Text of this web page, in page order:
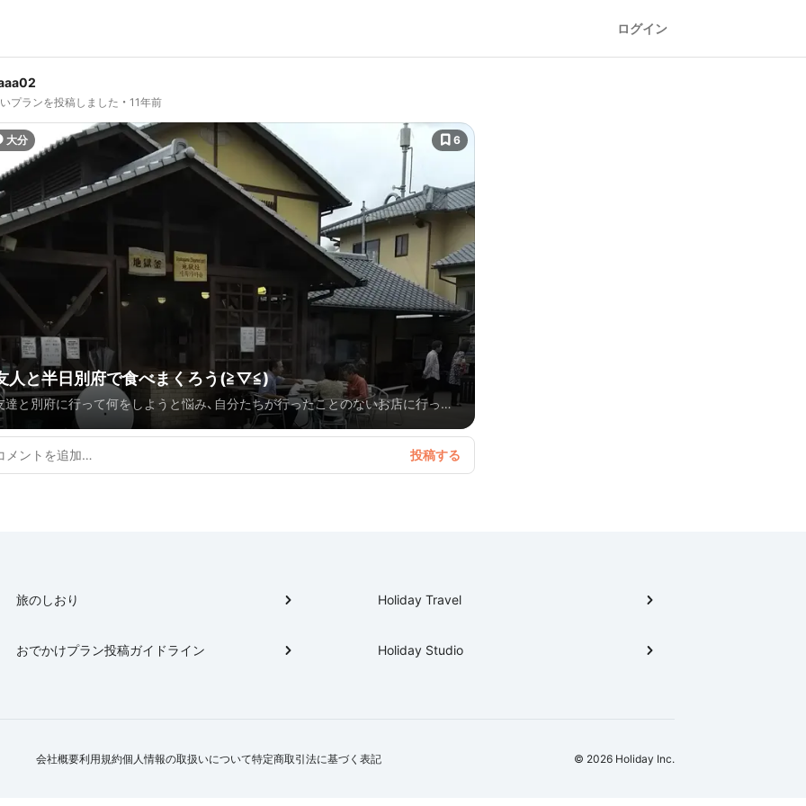
ログイン
プランを投稿しました 11年前
大分 6
人と半日別府で食べまくろう(≧▽≦)
達と別府に行って何をしようと悩み、自分たちが行ったことのないお店に行って
ました！！♬全部魅力的なお店ばかりでした☆ミ
旅のしおり
おでかけプラン投稿ガイドライン
Holiday Travel
Holiday Studio
会社概要利用規約個人情報の取扱いについて特定商取引法に基づく表記 © 2026 Holiday Inc.